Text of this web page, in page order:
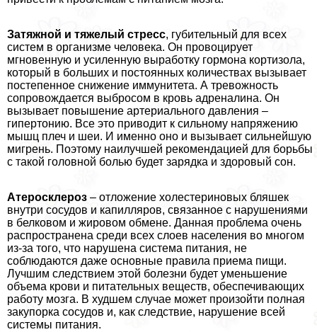
Затяжной и тяжелый стресс, губительный для всех
систем в организме человека. Он провоцирует
мгновенную и усиленную выработку гормона кортизола,
который в больших и постоянных количествах вызывает
постепенное снижение иммунитета. А тревожность
сопровождается выбросом в кровь адреналина. Он
вызывает повышение артериального давления –
гипертонию. Все это приводит к сильному напряжению
мышц плеч и шеи. И именно оно и вызывает сильнейшую
мигрень. Поэтому наилучшей рекомендацией для борьбы
с такой головной болью будет зарядка и здоровый сон.
Атеросклероз – отложение холестериновых бляшек
внутри сосудов и капилляров, связанное с нарушениями
в белковом и жировом обмене. Данная проблема очень
распространена среди всех слоев населения во многом
из-за того, что нарушена система питания, не
соблюдаются даже основные правила приема пищи.
Лучшим следствием этой болезни будет уменьшение
объема крови и питательных веществ, обеспечивающих
работу мозга. В худшем случае может произойти полная
закупорка сосудов и, как следствие, нарушение всей
системы питания.